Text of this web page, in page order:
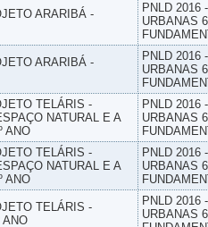
ARARIBÁ -
PNLD 2016
URBANAS
ARARIBÁ -
PNLD 2016
URBANAS
TELÁRIS -
NATURAL E A
ANO
PNLD 2016
URBANAS
TELÁRIS -
NATURAL E A
ANO
PNLD 2016
URBANAS
TELÁRIS -
ANO
PNLD 2016
URBANAS